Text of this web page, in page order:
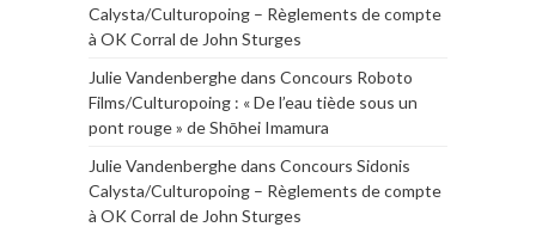
Calysta/Culturopoing – Règlements de compte
à OK Corral de John Sturges
Julie Vandenberghedans Concours Roboto
Films/Culturopoing : « De l’eau tiède sous un
pont rouge » de Shōhei Imamura
Julie Vandenberghedans Concours Sidonis
Calysta/Culturopoing – Règlements de compte
à OK Corral de John Sturges